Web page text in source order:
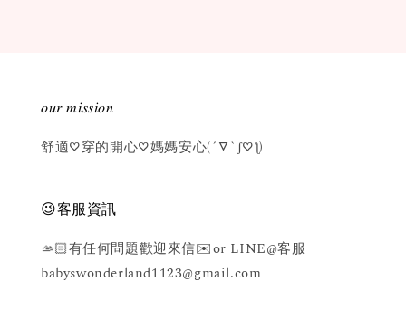
𝑜𝑢𝑟 𝑚𝑖𝑠𝑠𝑖𝑜𝑛
舒適♡穿的開心♡媽媽安心(´▽`ʃ♡ƪ)
😉客服資訊
🫴🏻有任何問題歡迎來信✉️or LINE@客服
babyswonderland1123@gmail.com